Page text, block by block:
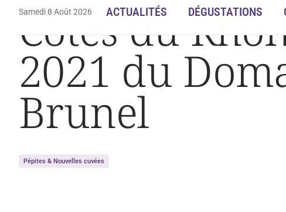
Samedi 8 Août 2026 ACTUALITÉS DÉGUSTATIONS
Côtes du
2021 du
Brunel
Pépites & Nouvelles cuvées